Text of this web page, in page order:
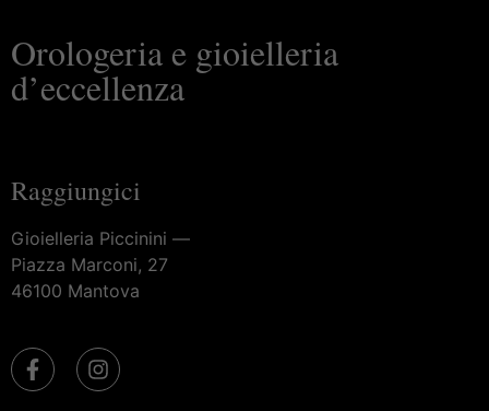
Orologeria e gioielleria
d’eccellenza
Raggiungici
Gioielleria Piccinini —
Piazza Marconi, 27
46100 Mantova